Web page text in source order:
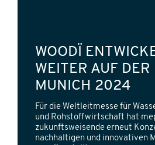
WOODÏ
WEITER AUF DER
MUNICH 2024
Für die Weltleitmesse für
und Rohstoffwirtschaft hat
zukunftsweisende erneut
nachhaltigen und innovativen